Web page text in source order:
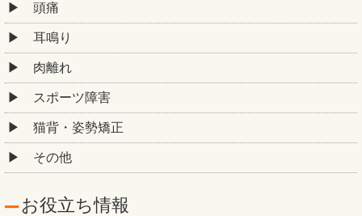
頭痛
耳鳴り
肉離れ
スポーツ障害
猫背・姿勢矯正
その他
お役立ち情報